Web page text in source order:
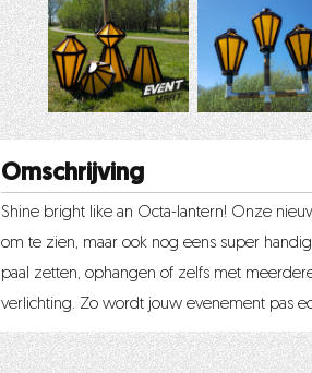
Omschrijving
Shine bright like an Octa-lantern! Onze
om te zien, maar ook nog eens super
paal zetten, ophangen of zelfs met
verlichting. Zo wordt jouw evenement pas